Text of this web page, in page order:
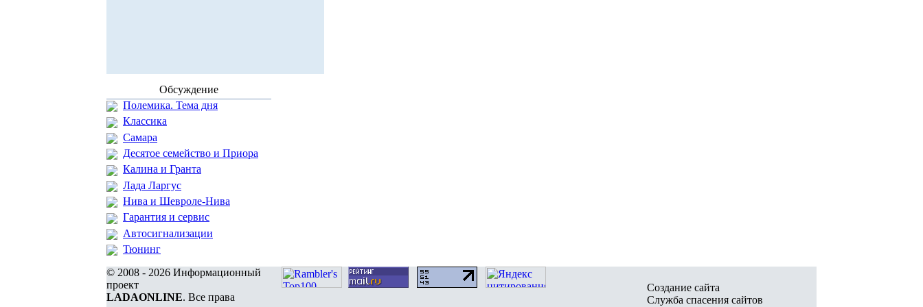
Обсуждение
Полемика. Тема дня
Классика
Самара
Десятое семейство и Приора
Калина и Гранта
Лада Ларгус
Нива и Шевроле-Нива
Гарантия и сервис
Автосигнализации
Тюнинг
© 2008 - 2026 Информационный
проект
LADAONLINE. Все права
Создание сайта
Служба спасения сайтов